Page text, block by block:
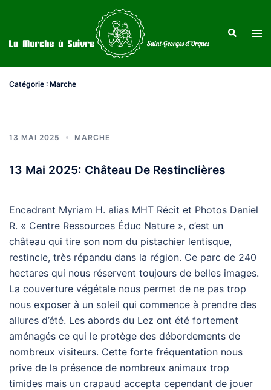
contenu
Catégorie : Marche
13 MAI 2025 MARCHE
13 Mai 2025: Château De Restinclières
Encadrant Myriam H. alias MHT Récit et Photos Daniel
R. « Centre Ressources Éduc Nature », c’est un
château qui tire son nom du pistachier lentisque,
restincle, très répandu dans la région. Ce parc de 240
hectares qui nous réservent toujours de belles images.
La couverture végétale nous permet de ne pas trop
nous exposer à un soleil qui commence à prendre des
allures d’été. Les abords du Lez ont été fortement
aménagés ce qui le protège des débordements de
nombreux visiteurs. Cette forte fréquentation nous
prive de la présence de nombreux animaux trop
timides mais un crapaud accepta cependant de jouer